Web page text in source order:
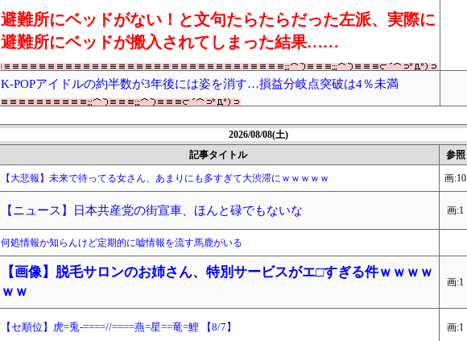
避難所にベッドがない！と文句たらたらだった左派、実際に
避難所にベッドが搬入されてしまった結果……
K-POPアイドルの約半数が3年後には姿を消す…損益分岐点突破は4％未満
2026/08/08(土)
記事タイトル 参照
【大悲報】未来で待ってる女さん、あまりにも多すぎて大渋滞にｗｗｗｗｗ 画:10
【ニュース】日本共産党の街宣車、ほんと碌でもないな 画:1
何処情報か知らんけど定期的に嘘情報を流す馬鹿がいる
【画像】脱毛サロンのお姉さん、特別サービスがエ□すぎる件ｗｗｗｗ
ｗｗ
画:1
【セ順位】虎=兎-====//====燕=星==竜=鯉 【8/7】 画:1